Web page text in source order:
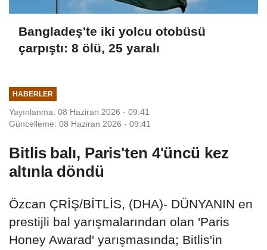
Bangladeş'te iki yolcu otobüsü
çarpıştı: 8 ölü, 25 yaralı
HABERLER
Yayınlanma: 08 Haziran 2026 - 09:41
Güncelleme: 08 Haziran 2026 - 09:41
Bitlis balı, Paris'ten 4'üncü kez
altınla döndü
Özcan ÇRİŞ/BİTLİS, (DHA)- DÜNYANIN en
prestijli bal yarışmalarından olan 'Paris
Honey Awarad' yarışmasında; Bitlis'in